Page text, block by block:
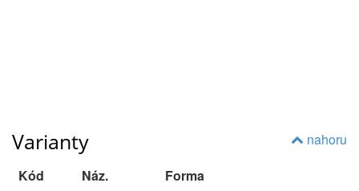
nahoru
Varianty
Kód Náz.
Forma